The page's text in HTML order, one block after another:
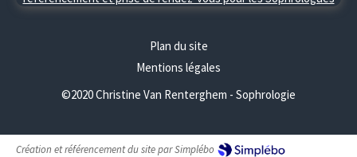
Plan du site
Mentions légales
©2020 Christine Van Renterghem - Sophrologie
Création et référencement du site par Simplébo